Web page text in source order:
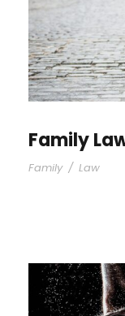
Family
Family / Law